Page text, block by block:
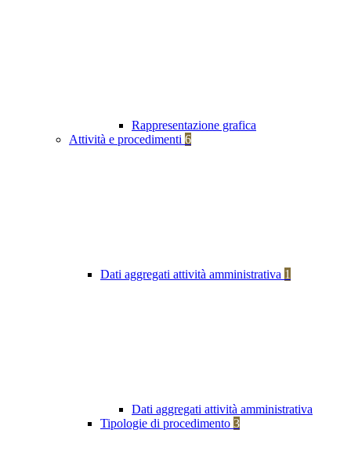
Rappresentazione grafica
Attività e procedimenti 6
Dati aggregati attività amministrativa 1
Dati aggregati attività amministrativa
Tipologie di procedimento 3